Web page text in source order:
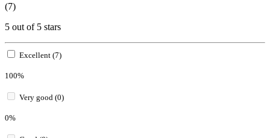
(7)
5 out of 5 stars
Excellent (7)
100%
Very good (0)
0%